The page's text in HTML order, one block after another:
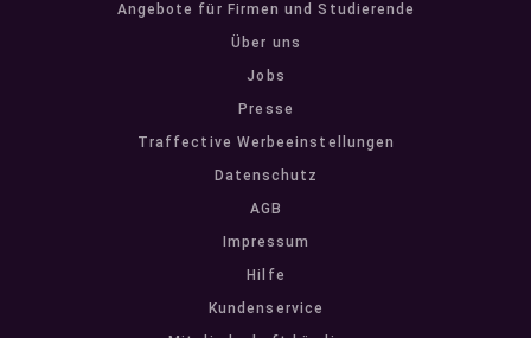
Angebote für Firmen und Studierende
Über uns
Jobs
Presse
Traffective Werbeeinstellungen
Datenschutz
AGB
Impressum
Hilfe
Kundenservice